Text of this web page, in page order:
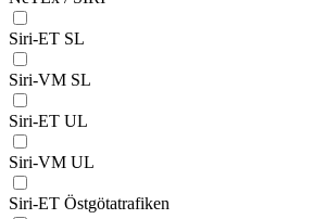
Siri-ET SL
Siri-VM SL
Siri-ET UL
Siri-VM UL
Siri-ET Östgötatrafiken